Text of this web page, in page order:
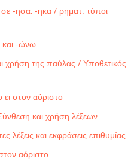
-ησα, -ηκα / ρηματ. τύποι
και -ώνω
χρήση της παύλας / Υποθετικός
στον αόριστο
και χρήση λέξεων
λέξεις και εκφράσεις επιθυμίας
αόριστο